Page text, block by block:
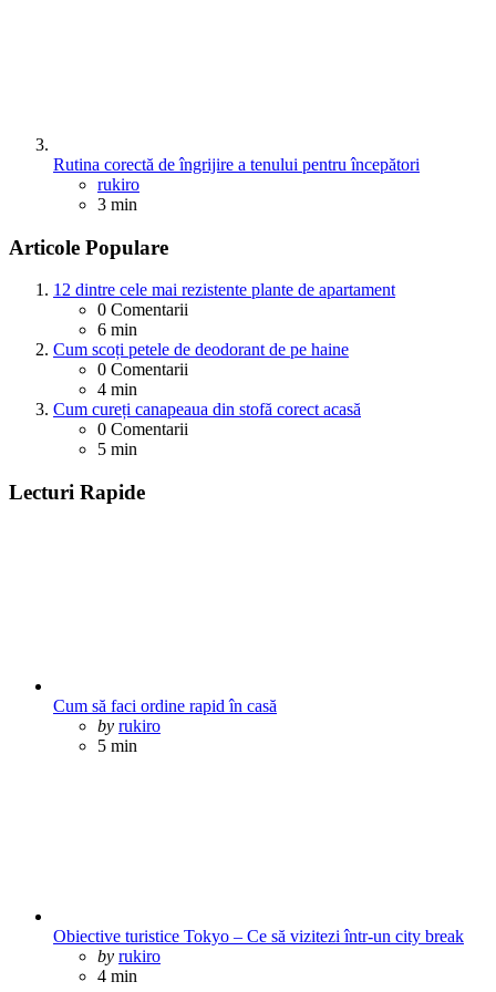
Rutina corectă de îngrijire a tenului pentru începători
Posted
rukiro
3 min
Articole Populare
12 dintre cele mai rezistente plante de apartament
0 Comentarii
6 min
Cum scoți petele de deodorant de pe haine
0 Comentarii
4 min
Cum cureți canapeaua din stofă corect acasă
0 Comentarii
5 min
Lecturi Rapide
Cum să faci ordine rapid în casă
Posted
by rukiro
5 min
Obiective turistice Tokyo – Ce să vizitezi într-un city break
Posted
by rukiro
4 min